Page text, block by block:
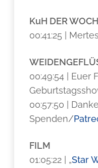
KuH DER
00:41:25 |
00:49:54 | Euer
00:57:50 |
Spenden/
FILM
01:05:22 | „Star